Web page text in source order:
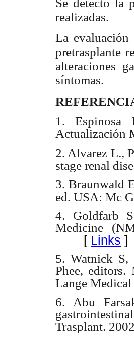
Se detectó la
realizadas.
La evaluación
pretrasplante
alteraciones
síntomas.
1. Espinosa
Actualización
2. Alvarez L.,
stage renal
3. Braunwald
ed. USA: Mc
4. Goldfarb
Medicine
[ Links ]
5. Watnick S,
Phee,
Lange
6. Abu
Trasplant.